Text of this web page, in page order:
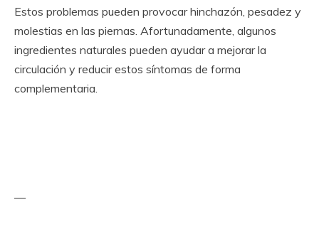
Estos problemas pueden provocar hinchazón, pesadez y
molestias en las piernas. Afortunadamente, algunos
ingredientes naturales pueden ayudar a mejorar la
circulación y reducir estos síntomas de forma
complementaria.
—